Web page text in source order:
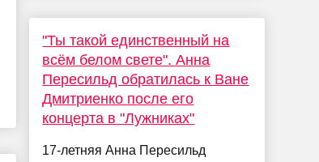
"Ты такой единственный на
всём белом свете". Анна
Пересильд обратилась к Ване
Дмитриенко после его
концерта в "Лужниках"
17-летняя Анна Пересильд